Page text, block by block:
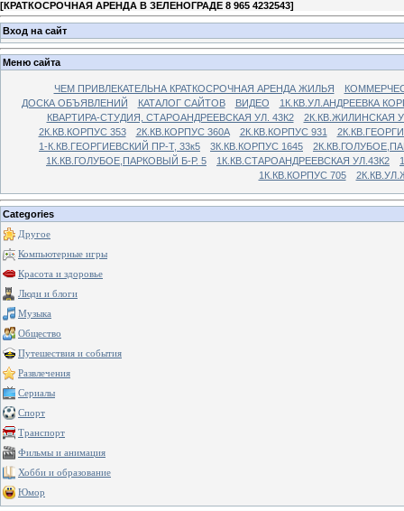
[КРАТКОСРОЧНАЯ АРЕНДА В ЗЕЛЕНОГРАДЕ 8 965 4232543]
Вход на сайт
Меню сайта
ЧЕМ ПРИВЛЕКАТЕЛЬНА КРАТКОСРОЧНАЯ АРЕНДА ЖИЛЬЯ
ДОСКА ОБЪЯВЛЕНИЙ
КАТАЛОГ САЙТОВ ВИДЕО
1К.КВ.УЛ.АНДРЕЕВКА
КВАРТИРА-СТУДИЯ, СТАРОАНДРЕЕВСКАЯ УЛ. 43К2
2К.КВ.ЖИЛИНСКАЯ
2К.КВ.КОРПУС 353
2К.КВ.КОРПУС 360А 2К.КВ.КОРПУС 931
1-К.КВ.ГЕОРГИЕВСКИЙ ПР-Т, 33к5
3К.КВ.КОРПУС 1645
1К.КВ.ГОЛУБОЕ,ПАРКОВЫЙ Б-Р. 5
1К.КВ.СТАРОАНДРЕЕВСКАЯ УЛ.43К2
1К.КВ.КОРПУС 705
Categories
Другое
Компьютерные игры
Красота и здоровье
Люди и блоги
Музыка
Общество
Путешествия и события
Развлечения
Сериалы
Спорт
Транспорт
Фильмы и анимация
Хобби и образование
Юмор